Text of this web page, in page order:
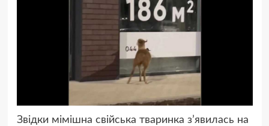
Звідки мімішна свійська тваринка з’явилась на